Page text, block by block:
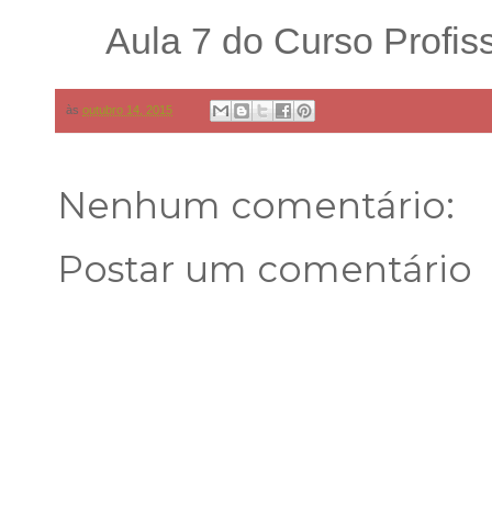
Aula 7 do Curso
às outubro 14, 2015
Nenhum comentário:
Postar um comentário